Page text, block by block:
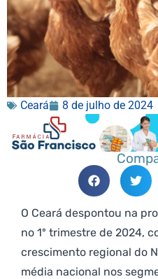
Ceará 8 de julho de 2024
O Ceará despontou na
no 1º trimestre de 2024,
crescimento regional do
média nacional nos